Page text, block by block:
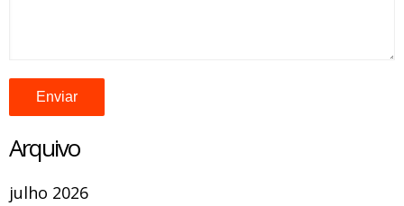
Arquivo
julho 2026